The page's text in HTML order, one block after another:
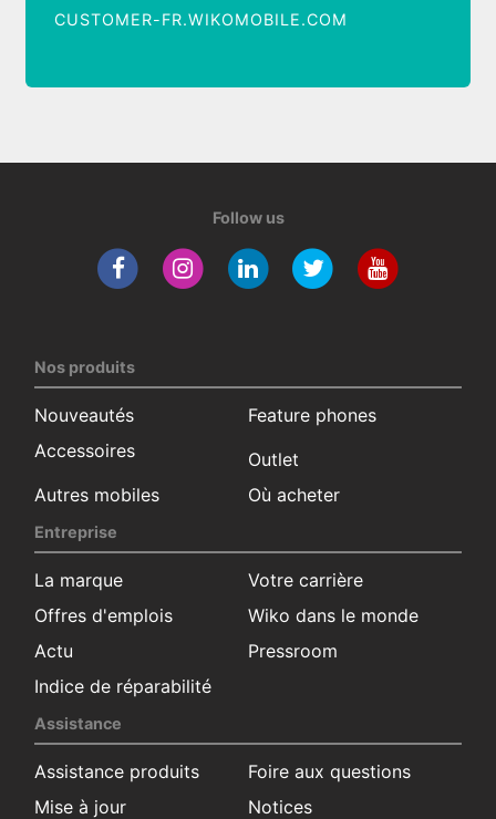
CUSTOMER-FR.WIKOMOBILE.COM
Follow us
Nos produits
Nouveautés
Feature phones
Accessoires
Outlet
Autres mobiles
Où acheter
Entreprise
La marque
Votre carrière
Offres d'emplois
Wiko dans le monde
Actu
Pressroom
Indice de réparabilité
Assistance
Assistance produits
Foire aux questions
Mise à jour
Notices